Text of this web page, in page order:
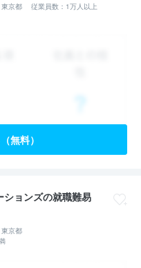
京都 従業員数：1万人以上
無料）
ションズの就職難易
京都